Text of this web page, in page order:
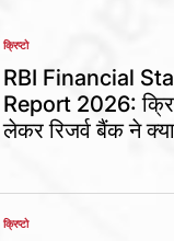
POSTED
IN
क्रिप्टो
RBI Financial
Report 2026:
लेकर रिजर्व बैंक ने
POSTED
क्रिप्टो